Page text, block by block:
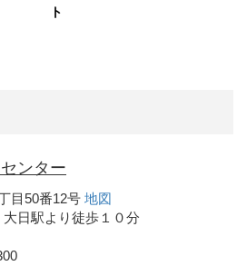
ト
ンター
目50番12号 地図
日駅より徒歩１０分